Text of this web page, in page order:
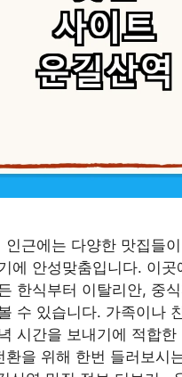
인근에는 다양한 맛집들
에 안성맞춤입니다. 이곳
한식부터 이탈리안, 중
수 있습니다. 가족이나
시간을 보내기에 적합한
환을 위해 한번 들러보시